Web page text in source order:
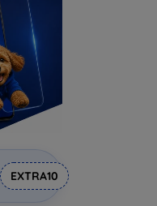
EXTRA10